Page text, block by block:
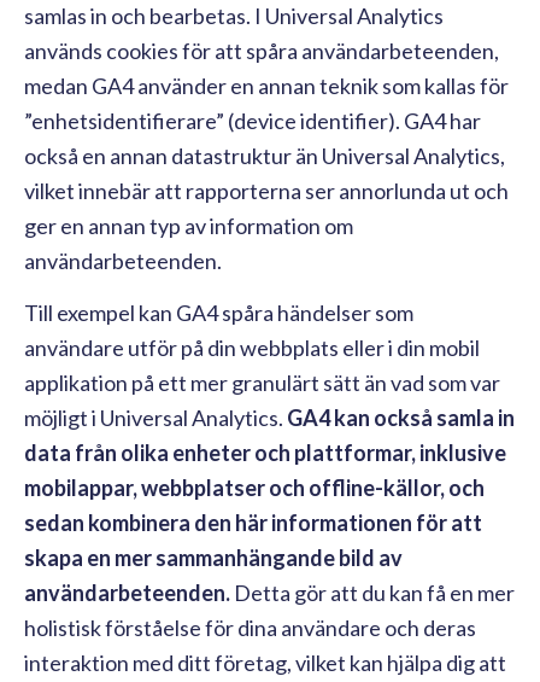
samlas in och bearbetas. I Universal Analytics
används cookies för att spåra användarbeteenden,
medan GA4 använder en annan teknik som kallas för
”enhetsidentifierare” (device identifier). GA4 har
också en annan datastruktur än Universal Analytics,
vilket innebär att rapporterna ser annorlunda ut och
ger en annan typ av information om
användarbeteenden.
Till exempel kan GA4 spåra händelser som
användare utför på din webbplats eller i din mobil
applikation på ett mer granulärt sätt än vad som var
möjligt i Universal Analytics. GA4 kan också samla in
data från olika enheter och plattformar, inklusive
mobilappar, webbplatser och offline-källor, och
sedan kombinera den här informationen för att
skapa en mer sammanhängande bild av
användarbeteenden. Detta gör att du kan få en mer
holistisk förståelse för dina användare och deras
interaktion med ditt företag, vilket kan hjälpa dig att